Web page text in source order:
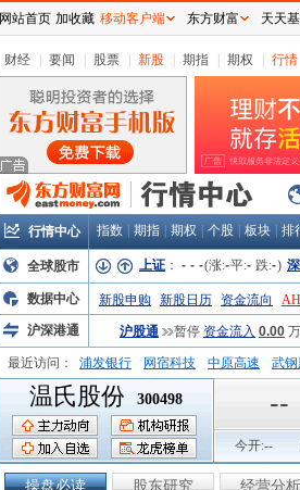
财经 要闻 股票 新股 期指 期权 行情
行情中心 指数 期指 期权 个股 板块 排
全球股市 上证 ： - - -(涨:-平:- 跌:-)
数据中心 新股申购 新股日历 资金流向
沪深港通
沪股通 暂停 资金流入 0.00 万
最近访问： 浦发银行 网宿科技 中原高速 武
弘业股份
富临运业
温氏股份 300498 --
今开:--
操盘必读 股东研究 经营分析
网站首页 加收藏 移动客户端 东方财富 天天